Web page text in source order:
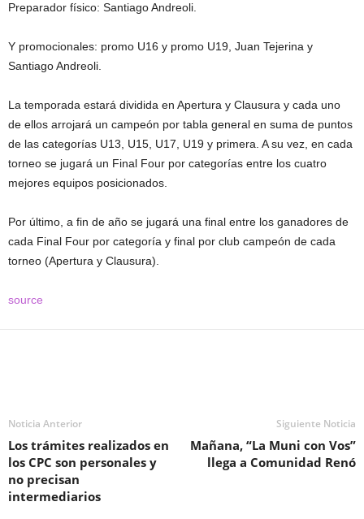
Preparador físico: Santiago Andreoli.
Y promocionales: promo U16 y promo U19, Juan Tejerina y
Santiago Andreoli.
La temporada estará dividida en Apertura y Clausura y cada uno
de ellos arrojará un campeón por tabla general en suma de puntos
de las categorías U13, U15, U17, U19 y primera. A su vez, en cada
torneo se jugará un Final Four por categorías entre los cuatro
mejores equipos posicionados.
Por último, a fin de año se jugará una final entre los ganadores de
cada Final Four por categoría y final por club campeón de cada
torneo (Apertura y Clausura).
source
Noticia Anterior
Los trámites realizados en
los CPC son personales y
no precisan
intermediarios
Siguiente Noticia
Mañana, “La Muni con Vos”
llega a Comunidad Renó